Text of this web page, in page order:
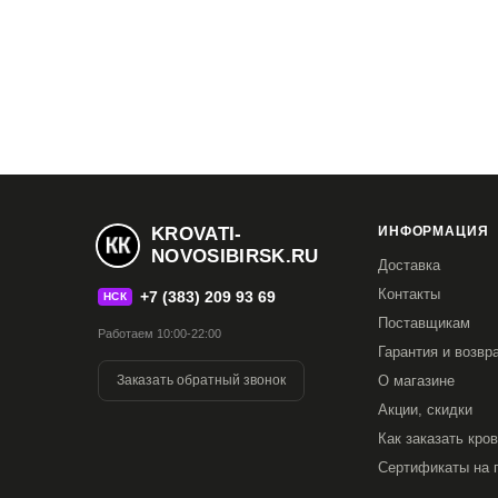
KROVATI-
NOVOSIBIRSK.RU
НСК +7 (383) 209 93 69
Работаем 10:00-22:00
Заказать обратный звонок
ИНФОРМАЦИЯ
Доставка
Контакты
Поставщикам
Гарантия и
О магазине
Акции, скидки
Как заказать
Сертификаты на